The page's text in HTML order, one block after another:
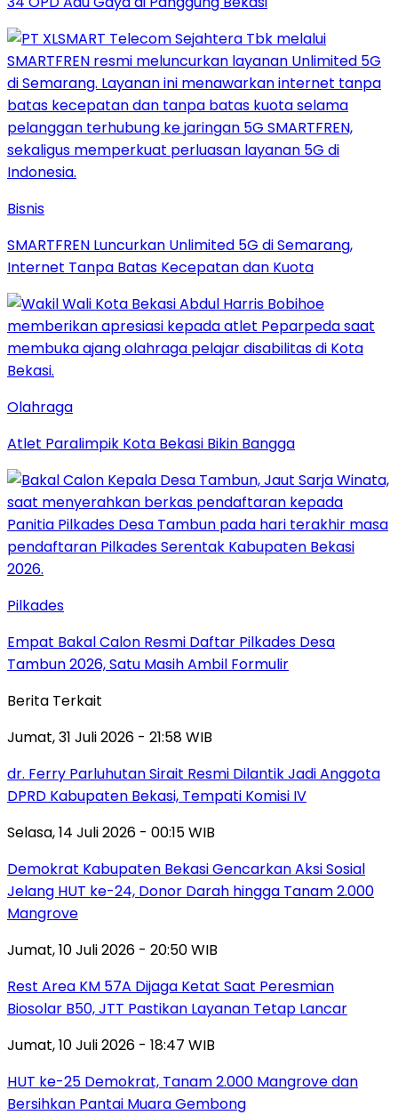
Bisnis
SMARTFREN Luncurkan Unlimited 5G di Semarang,
Internet Tanpa Batas Kecepatan dan Kuota
Olahraga
Atlet Paralimpik Kota Bekasi Bikin Bangga
Pilkades
Empat Bakal Calon Resmi Daftar Pilkades Desa
Tambun 2026, Satu Masih Ambil Formulir
Berita Terkait
Jumat, 31 Juli 2026 - 21:58 WIB
dr. Ferry Parluhutan Sirait Resmi Dilantik Jadi Anggota
DPRD Kabupaten Bekasi, Tempati Komisi IV
Selasa, 14 Juli 2026 - 00:15 WIB
Demokrat Kabupaten Bekasi Gencarkan Aksi Sosial
Jelang HUT ke-24, Donor Darah hingga Tanam 2.000
Mangrove
Jumat, 10 Juli 2026 - 20:50 WIB
Rest Area KM 57A Dijaga Ketat Saat Peresmian
Biosolar B50, JTT Pastikan Layanan Tetap Lancar
Jumat, 10 Juli 2026 - 18:47 WIB
HUT ke-25 Demokrat, Tanam 2.000 Mangrove dan
Bersihkan Pantai Muara Gembong